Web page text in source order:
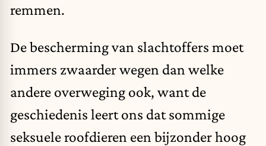
remmen.
De bescherming van slachtoffers moet
immers zwaarder wegen dan welke
andere overweging ook, want de
geschiedenis leert ons dat sommige
seksuele roofdieren een bijzonder hoog